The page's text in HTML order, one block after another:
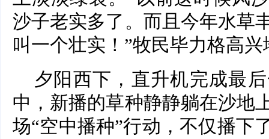
沙子老实多了。而且今年水草
叫一个壮实！”牧民毕力格高兴
夕阳西下，直升机完成最
中，新播的草种静静躺在沙地
场“空中播种”行动，不仅播下